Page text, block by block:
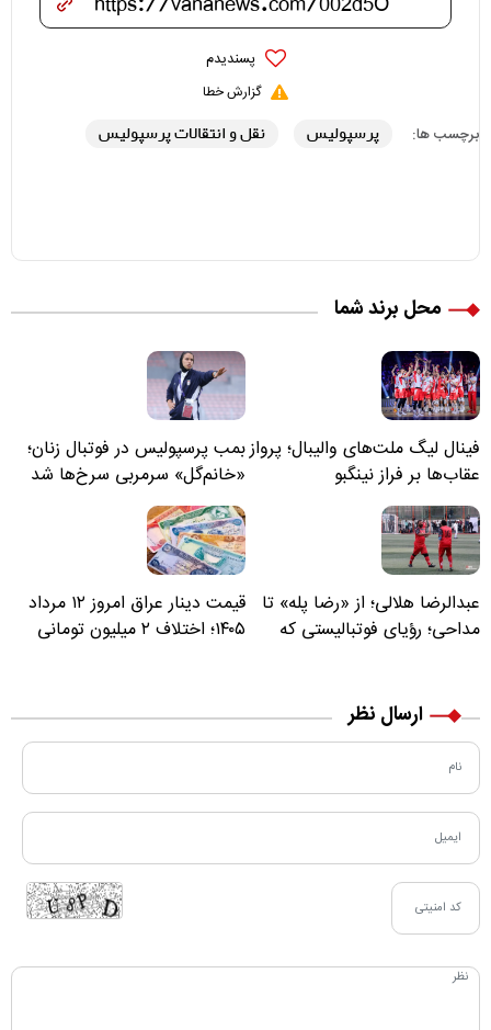
پسندیدم
گزارش خطا
برچسب ها: پرسپولیس نقل و انتقالات پرسپولیس
محل برند شما
فینال لیگ ملت‌های والیبال؛ پرواز
عقاب‌ها بر فراز نینگبو
بمب پرسپولیس در فوتبال زنان؛
«خانم‌گل» سرمربی سرخ‌ها شد
عبدالرضا هلالی؛ از «رضا پله» تا
مداحی؛ رؤیای فوتبالیستی که
قیمت دینار عراق امروز ۱۲ مرداد
۱۴۰۵؛ اختلاف ۲ میلیون تومانی
ارسال نظر